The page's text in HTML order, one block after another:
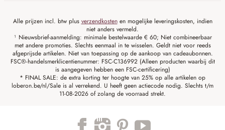
Alle prijzen incl. btw plus verzendkostenen mogelijke leveringskosten, indien
niet anders vermeld.
¹ Nieuwsbrief-aanmelding: minimale bestelwaarde € 60; Niet combineerbaar
met andere promoties. Slechts eenmaal in te wisselen. Geldt niet voor reeds
afgeprijsde artikelen. Niet van toepassing op de aankoop van cadeaubonnen.
FSC®-handelsmerklicentienummer: FSC-C136992 (Alleen producten waarbij dit
is aangegeven hebben een FSC-certificering)
* FINAL SALE: de extra korting ter hoogte van 25% op alle artikelen op
loberon.be/nl/Sale is al verrekend. U heeft geen actiecode nodig. Slechts t/m
11-08-2026 of zolang de voorraad strekt.